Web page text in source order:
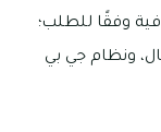
وفقًا للطلب؛
ونظام جي بي